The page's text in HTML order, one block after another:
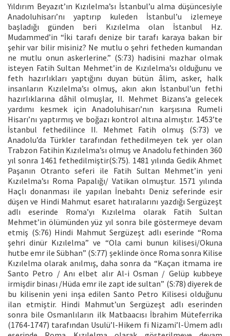
Yıldırım Beyazıt’ın Kızılelma’sı İstanbul’u alma düşüncesiyle
Anadoluhisarı’nı yaptırıp kuleden İstanbul’u izlemeye
başladığı günden beri Kızılelma olan İstanbul Hz.
Mudammed’in “İki tarafı denize bir tarafı karaya bakan bir
şehir var bilir misiniz? Ne mutlu o şehri fetheden kumandan
ne mutlu onun askerlerine.” (S:73) hadisini mazhar olmak
isteyen Fatih Sultan Mehmet’in de Kızılelma’sı olduğunu ve
feth hazırlıkları yaptığını duyan bütün âlim, asker, halk
insanların Kızılelma’sı olmuş, akın akın İstanbul’un fethi
hazırlıklarına dâhil olmuşlar, II. Mehmet Bizans’a gelecek
yardımı kesmek için Anadoluhisarı’nın karşısına Rumeli
Hisarı’nı yaptırmış ve boğazı kontrol altına almıştır. 1453’te
İstanbul fethedilince II. Mehmet Fatih olmuş (S:73) ve
Anadolu’da Türkler tarafından fethedilmeyen tek yer olan
Trabzon Fatihin Kızılelma’sı olmuş ve Anadolu fethinden 360
yıl sonra 1461 fethedilmiştir(S:75). 1481 yılında Gedik Ahmet
Paşanın Otranto seferi ile Fatih Sultan Mehmet’in yeni
Kızılelma’sı Roma Papalığı/ Vatikan olmuştur. 1571 yılında
Haçlı donanması ile yapılan İnebahtı Deniz seferinde esir
düşen ve Hindi Mahmut esaret hatıralarını yazdığı Sergüzeşt
adlı eserinde Roma’yı Kızılelma olarak Fatih Sultan
Mehmet’in ölümünden yüz yıl sonra bile göstermeye devam
etmiş (S:76) Hindi Mahmut Sergüzeşt adlı eserinde “Roma
şehri dinür Kızılelma” ve “Ola cami bunun kilisesi/Okuna
hutbe emr ile Sübhan” (S:77) şeklinde önce Roma sonra Kilise
Kızılelma olarak anılmış, daha sonra da “Kaçan itmama ire
Santo Petro / Anı elbet alır Al-i Osman / Gelüp kubbeye
irmişdir binası /Hüda emr ile zapt ide sultan” (S:78) diyerek de
bu kilisenin yeni inşa edilen Santo Petro Kilisesi olduğunu
ilan etmiştir. Hindi Mahmut’un Sergüzeşt adlı eserinden
sonra bile Osmanlıların ilk Matbaacısı İbrahim Müteferrika
(1764-1747) tarafından Usulü’l-Hikem fi Nizami’l-Ümem adlı